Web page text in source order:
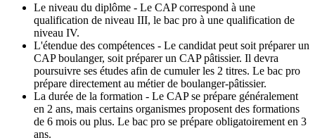
Le niveau du diplôme - Le CAP correspond à une
qualification de niveau III, le bac pro à une qualification de
niveau IV.
L'étendue des compétences - Le candidat peut soit préparer un
CAP boulanger, soit préparer un CAP pâtissier. Il devra
poursuivre ses études afin de cumuler les 2 titres. Le bac pro
prépare directement au métier de boulanger-pâtissier.
La durée de la formation - Le CAP se prépare généralement
en 2 ans, mais certains organismes proposent des formations
de 6 mois ou plus. Le bac pro se prépare obligatoirement en 3
ans.